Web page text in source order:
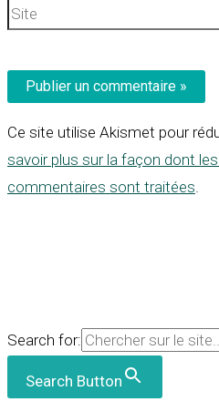
Site
Ce site utilise Akismet pour
savoir plus sur la façon dont
commentaires sont traitées.
Search for:
Search Button